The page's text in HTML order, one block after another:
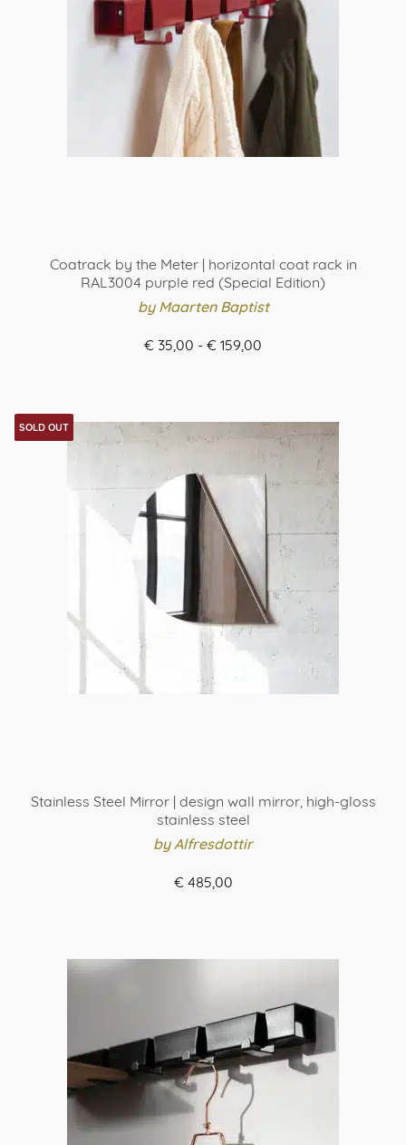
Coatrack by the Meter | horizontal coat rack in
RAL3004 purple red (Special Edition)
by Maarten Baptist
€ 35,00 - € 159,00
product
heeft
variaties.
Deze
optie
kan
gekozen
worden
de
productpagina
SOLD OUT
Stainless Steel Mirror | design wall mirror, high-gloss
stainless steel
by Alfresdottir
€ 485,00